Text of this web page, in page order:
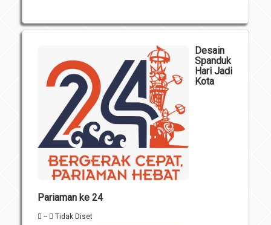
Desain
Spanduk
Hari Jadi
Kota
Pariaman ke 24
-- Tidak Diset